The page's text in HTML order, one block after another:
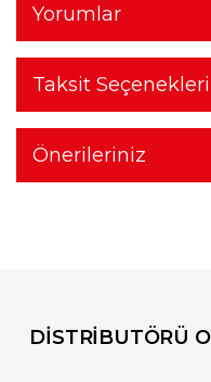
Yorumlar
Taksit Seçenekleri
Önerileriniz
DİSTRİBUTÖRÜ